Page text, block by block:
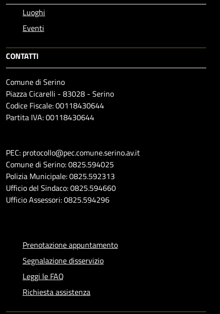
Luoghi
Eventi
CONTATTI
Comune di Serino
Piazza Cicarelli - 83028 - Serino
Codice Fiscale: 00118430644
Partita IVA: 00118430644
PEC: protocollo@pec.comune.serino.av.it
Comune di Serino: 0825.594025
Polizia Municipale: 0825.592313
Ufficio del Sindaco: 0825.594660
Ufficio Assessori: 0825.594296
Prenotazione appuntamento
Segnalazione disservizio
Leggi le FAQ
Richiesta assistenza